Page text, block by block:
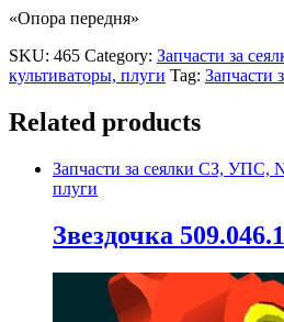
«Опора передня»
SKU: 465 Category: Запчасти за
культиваторы, плуги Tag: Запчасти
Related products
Запчасти за сеялки СЗ, УПС,
плуги
Звездочка